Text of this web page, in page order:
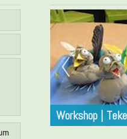
Workshop |